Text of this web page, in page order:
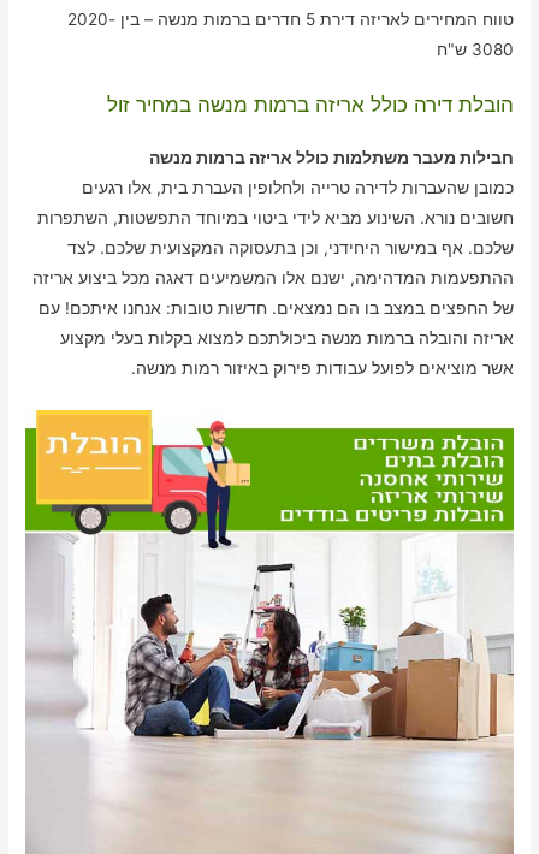
טווח המחירים לאריזה דירת 5 חדרים ברמות מנשה – בין 2020-
3080 ש"ח
הובלת דירה כולל אריזה ברמות מנשה במחיר זול
חבילות מעבר משתלמות כולל אריזה ברמות מנשה
כמובן שהעברות לדירה טרייה ולחלופין העברת בית, אלו רגעים
חשובים נורא. השינוע מביא לידי ביטוי במיוחד התפשטות, השתפרות
שלכם. אף במישור היחידני, וכן בתעסוקה המקצועית שלכם. לצד
ההתפעמות המדהימה, ישנם אלו המשמיעים דאגה מכל ביצוע אריזה
של החפצים במצב בו הם נמצאים. חדשות טובות: אנחנו איתכם! עם
אריזה והובלה ברמות מנשה ביכולתכם למצוא בקלות בעלי מקצוע
אשר מוציאים לפועל עבודות פירוק באיזור רמות מנשה.